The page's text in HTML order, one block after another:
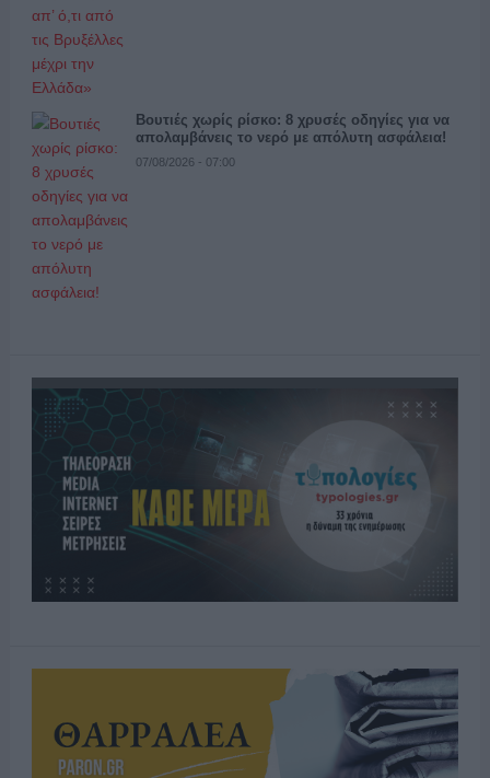
Βουτιές χωρίς ρίσκο: 8 χρυσές οδηγίες για να
απολαμβάνεις το νερό με απόλυτη ασφάλεια!
07/08/2026 - 07:00